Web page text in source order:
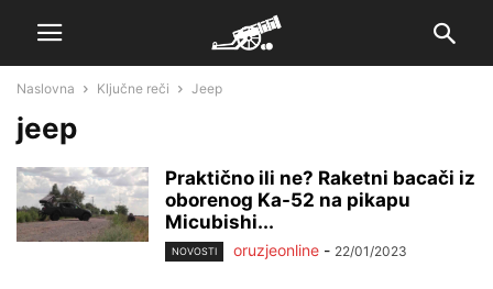
Naslovna Ključne reči Jeep
jeep
Praktično ili ne? Raketni bacači iz
oborenog Ka-52 na pikapu
Micubishi...
NOVOSTI oruzjeonline - 22/01/2023